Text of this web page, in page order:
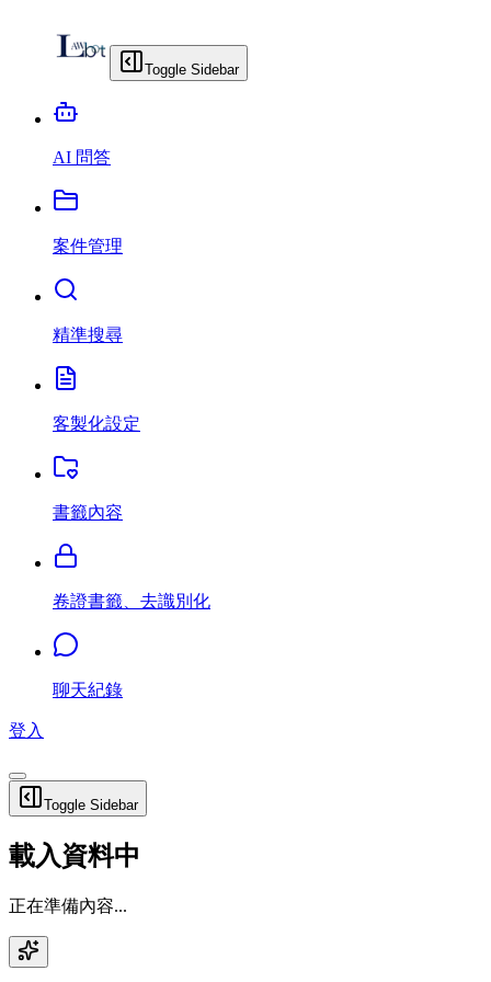
Toggle Sidebar
AI 問答
案件管理
精準搜尋
客製化設定
書籤內容
卷證書籤、去識別化
聊天紀錄
登入
Toggle Sidebar
載入資料中
正在準備內容...